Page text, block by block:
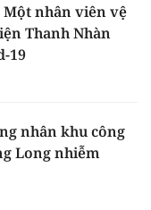
Một nhân viên vệ
Thanh Nhàn
19
nhân khu công
Long nhiễm